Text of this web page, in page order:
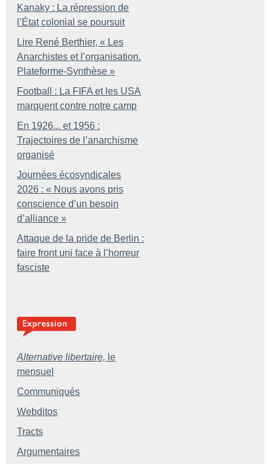
Kanaky : La répression de
l’État colonial se poursuit
Lire René Berthier, « Les
Anarchistes et l’organisation.
Plateforme-Synthèse »
Football : La FIFA et les USA
marquent contre notre camp
En 1926... et 1956 :
Trajectoires de l’anarchisme
organisé
Journées écosyndicales
2026 : « Nous avons pris
conscience d’un besoin
d’alliance »
Attaque de la pride de Berlin :
faire front uni face à l’horreur
fasciste
Alternative libertaire, le
mensuel
Communiqués
Webditos
Tracts
Argumentaires